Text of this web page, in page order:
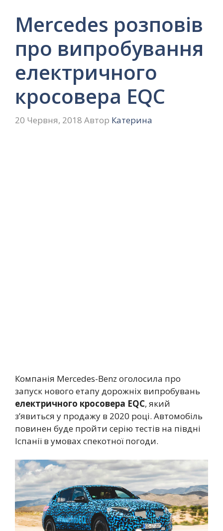
Mercedes розповів
про випробування
електричного
кросовера EQC
20 Червня, 2018 Автор Катерина
Компанія Mercedes-Benz оголосила про
запуск нового етапу дорожніх випробувань
електричного кросовера EQC, який
з’явиться у продажу в 2020 році. Автомобіль
повинен буде пройти серію тестів на півдні
Іспанії в умовах спекотної погоди.